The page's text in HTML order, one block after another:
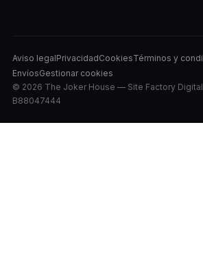
Aviso legalPrivacidadCookiesTérminos y
EnvíosGestionar cookies
© 2026 The Joker House — Site Factory Digital
B88047444